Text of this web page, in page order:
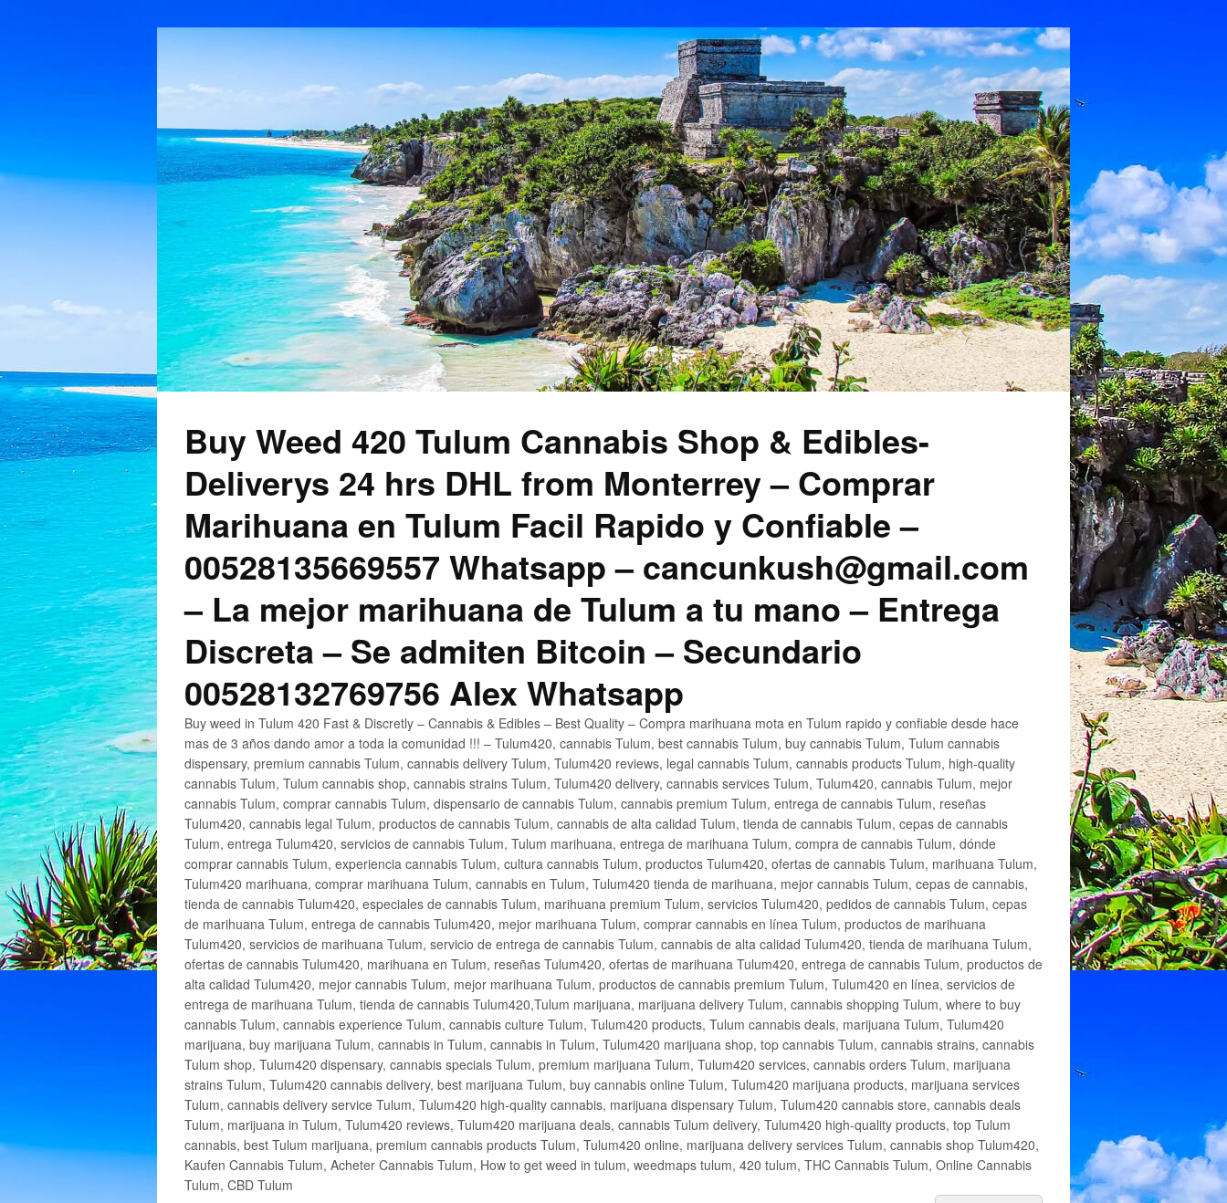
Buy Weed 420 Tulum Cannabis Shop & Edibles-
Deliverys 24 hrs DHL from Monterrey – Comprar
Marihuana en Tulum Facil Rapido y Confiable –
00528135669557 Whatsapp – cancunkush@gmail.com
– La mejor marihuana de Tulum a tu mano – Entrega
Discreta – Se admiten Bitcoin – Secundario
00528132769756 Alex Whatsapp
Buy weed in Tulum 420 Fast & Discretly – Cannabis & Edibles – Best Quality – Compra marihuana mota en Tulum rapido y confiable desde hace
mas de 3 años dando amor a toda la comunidad !!! – Tulum420, cannabis Tulum, best cannabis Tulum, buy cannabis Tulum, Tulum cannabis
dispensary, premium cannabis Tulum, cannabis delivery Tulum, Tulum420 reviews, legal cannabis Tulum, cannabis products Tulum, high-quality
cannabis Tulum, Tulum cannabis shop, cannabis strains Tulum, Tulum420 delivery, cannabis services Tulum, Tulum420, cannabis Tulum, mejor
cannabis Tulum, comprar cannabis Tulum, dispensario de cannabis Tulum, cannabis premium Tulum, entrega de cannabis Tulum, reseñas
Tulum420, cannabis legal Tulum, productos de cannabis Tulum, cannabis de alta calidad Tulum, tienda de cannabis Tulum, cepas de cannabis
Tulum, entrega Tulum420, servicios de cannabis Tulum, Tulum marihuana, entrega de marihuana Tulum, compra de cannabis Tulum, dónde
comprar cannabis Tulum, experiencia cannabis Tulum, cultura cannabis Tulum, productos Tulum420, ofertas de cannabis Tulum, marihuana Tulum,
Tulum420 marihuana, comprar marihuana Tulum, cannabis en Tulum, Tulum420 tienda de marihuana, mejor cannabis Tulum, cepas de cannabis,
tienda de cannabis Tulum420, especiales de cannabis Tulum, marihuana premium Tulum, servicios Tulum420, pedidos de cannabis Tulum, cepas
de marihuana Tulum, entrega de cannabis Tulum420, mejor marihuana Tulum, comprar cannabis en línea Tulum, productos de marihuana
Tulum420, servicios de marihuana Tulum, servicio de entrega de cannabis Tulum, cannabis de alta calidad Tulum420, tienda de marihuana Tulum,
ofertas de cannabis Tulum420, marihuana en Tulum, reseñas Tulum420, ofertas de marihuana Tulum420, entrega de cannabis Tulum, productos de
alta calidad Tulum420, mejor cannabis Tulum, mejor marihuana Tulum, productos de cannabis premium Tulum, Tulum420 en línea, servicios de
entrega de marihuana Tulum, tienda de cannabis Tulum420,Tulum marijuana, marijuana delivery Tulum, cannabis shopping Tulum, where to buy
cannabis Tulum, cannabis experience Tulum, cannabis culture Tulum, Tulum420 products, Tulum cannabis deals, marijuana Tulum, Tulum420
marijuana, buy marijuana Tulum, cannabis in Tulum, cannabis in Tulum, Tulum420 marijuana shop, top cannabis Tulum, cannabis strains, cannabis
Tulum shop, Tulum420 dispensary, cannabis specials Tulum, premium marijuana Tulum, Tulum420 services, cannabis orders Tulum, marijuana
strains Tulum, Tulum420 cannabis delivery, best marijuana Tulum, buy cannabis online Tulum, Tulum420 marijuana products, marijuana services
Tulum, cannabis delivery service Tulum, Tulum420 high-quality cannabis, marijuana dispensary Tulum, Tulum420 cannabis store, cannabis deals
Tulum, marijuana in Tulum, Tulum420 reviews, Tulum420 marijuana deals, cannabis Tulum delivery, Tulum420 high-quality products, top Tulum
cannabis, best Tulum marijuana, premium cannabis products Tulum, Tulum420 online, marijuana delivery services Tulum, cannabis shop Tulum420,
Kaufen Cannabis Tulum, Acheter Cannabis Tulum, How to get weed in tulum, weedmaps tulum, 420 tulum, THC Cannabis Tulum, Online Cannabis
Tulum, CBD Tulum